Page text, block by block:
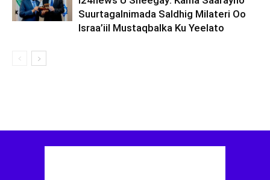
Suurtagalnimada Saldhig Milateri Oo
Israa’iil Mustaqbalka Ku Yeelato